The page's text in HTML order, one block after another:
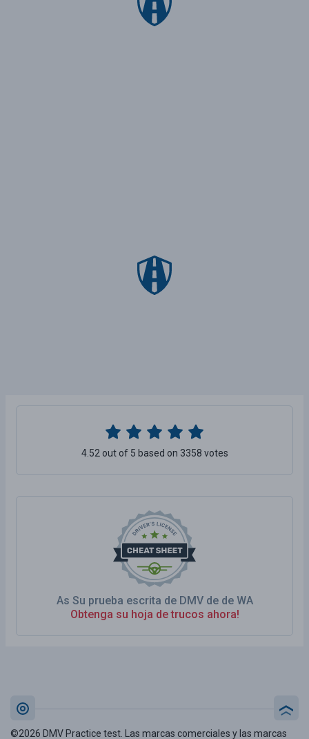
As Su prueba escrita de DMV de de WA
Obtenga su hoja de trucos ahora!
4.52 out of 5 based on 3358 votes
©2026 DMV Practice test. Las marcas comerciales y las marcas